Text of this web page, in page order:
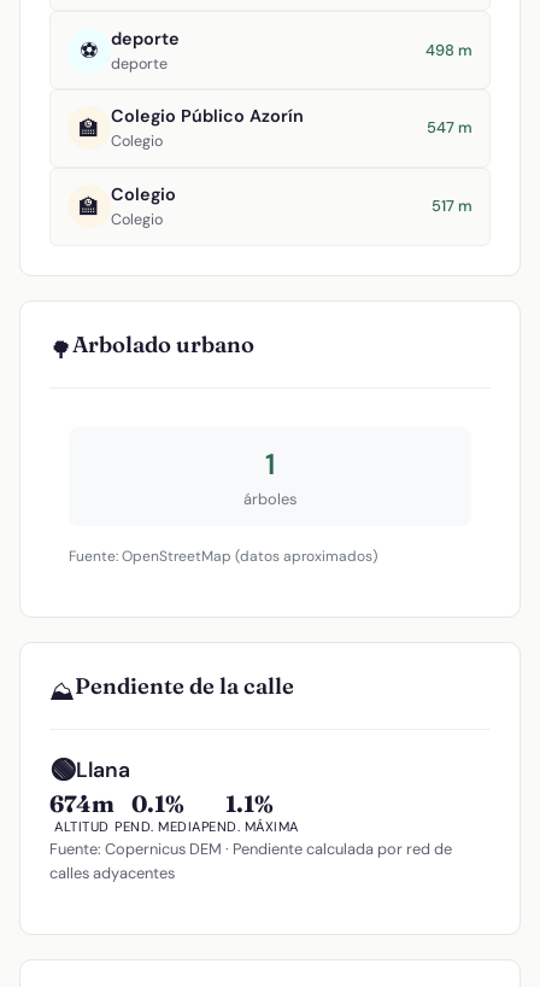
⚽ deporte
deporte
498 m
🏫 Colegio Público Azorín
Colegio
547 m
🏫 Colegio
Colegio
517 m
🌳Arbolado urbano
1
árboles
Fuente: OpenStreetMap (datos aproximados)
⛰️Pendiente de la calle
🟢Llana
674m
ALTITUD
0.1%
PEND. MEDIA
1.1%
PEND. MÁXIMA
Fuente: Copernicus DEM · Pendiente calculada por red de
calles adyacentes